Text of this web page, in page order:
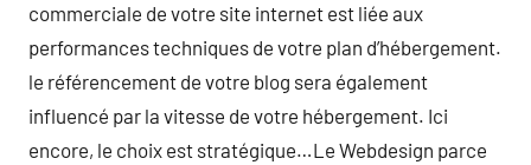
commerciale de votre site internet est liée aux
performances techniques de votre plan d’hébergement.
le référencement de votre blog sera également
influencé par la vitesse de votre hébergement. Ici
encore, le choix est stratégique…Le Webdesign parce